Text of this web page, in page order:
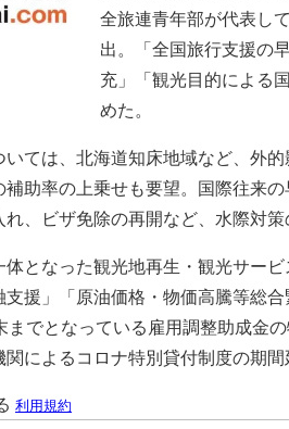
全旅連青年部が代表し
出。「全国旅行支援の
充」「観光目的による
めた。
ては、北海道知床地域など、外
補助率の上乗せも要望。国際往来
、ビザ免除の再開など、水際対策
となった観光地再生・観光サー
援」「原油価格・物価高騰等総合
までとなっている雇用調整助成金
によるコロナ特別貸付制度の期間